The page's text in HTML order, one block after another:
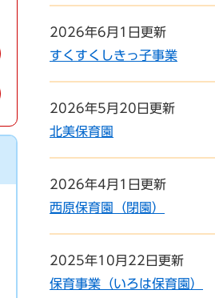
2026年6月1日更新
すくすくしきっ子事業
2026年5月20日更新
北美保育園
2026年4月1日更新
西原保育園（閉園）
2025年10月22日更新
保育事業（いろは保育園）